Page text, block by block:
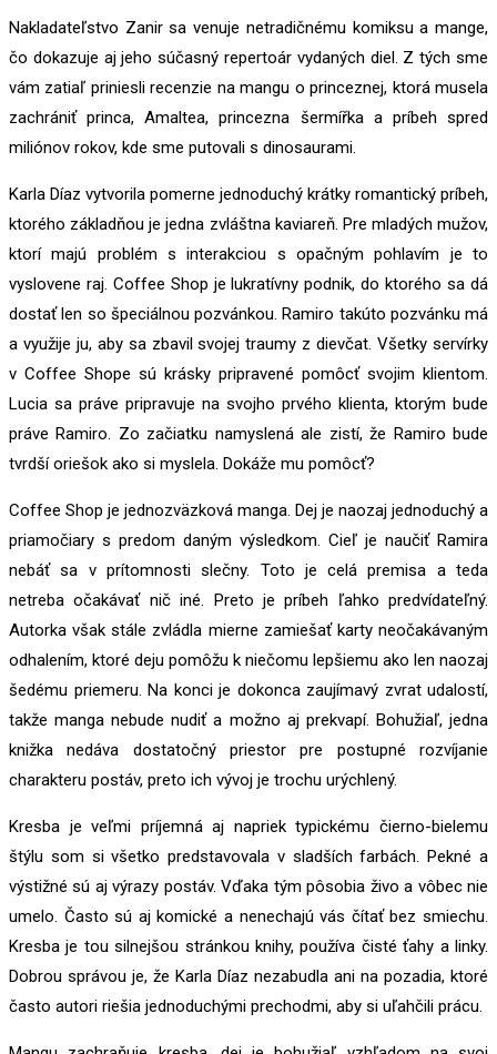
Nakladateľstvo Zanir sa venuje netradičnému komiksu a mange,
čo dokazuje aj jeho súčasný repertoár vydaných diel. Z tých sme
vám zatiaľ priniesli recenzie na mangu o princeznej, ktorá musela
zachrániť princa, Amaltea, princezna šermířka a príbeh spred
miliónov rokov, kde sme putovali s dinosaurami.
Karla Díaz vytvorila pomerne jednoduchý krátky romantický príbeh,
ktorého základňou je jedna zvláštna kaviareň. Pre mladých mužov,
ktorí majú problém s interakciou s opačným pohlavím je to
vyslovene raj. Coffee Shop je lukratívny podnik, do ktorého sa dá
dostať len so špeciálnou pozvánkou. Ramiro takúto pozvánku má
a využije ju, aby sa zbavil svojej traumy z dievčat. Všetky servírky
v Coffee Shope sú krásky pripravené pomôcť svojim klientom.
Lucia sa práve pripravuje na svojho prvého klienta, ktorým bude
práve Ramiro. Zo začiatku namyslená ale zistí, že Ramiro bude
tvrdší oriešok ako si myslela. Dokáže mu pomôcť?
Coffee Shop je jednozväzková manga. Dej je naozaj jednoduchý a
priamočiary s predom daným výsledkom. Cieľ je naučiť Ramira
nebáť sa v prítomnosti slečny. Toto je celá premisa a teda
netreba očakávať nič iné. Preto je príbeh ľahko predvídateľný.
Autorka však stále zvládla mierne zamiešať karty neočakávaným
odhalením, ktoré deju pomôžu k niečomu lepšiemu ako len naozaj
šedému priemeru. Na konci je dokonca zaujímavý zvrat udalostí,
takže manga nebude nudiť a možno aj prekvapí. Bohužiaľ, jedna
knižka nedáva dostatočný priestor pre postupné rozvíjanie
charakteru postáv, preto ich vývoj je trochu urýchlený.
Kresba je veľmi príjemná aj napriek typickému čierno-bielemu
štýlu som si všetko predstavovala v sladších farbách. Pekné a
výstižné sú aj výrazy postáv. Vďaka tým pôsobia živo a vôbec nie
umelo. Často sú aj komické a nenechajú vás čítať bez smiechu.
Kresba je tou silnejšou stránkou knihy, používa čisté ťahy a linky.
Dobrou správou je, že Karla Díaz nezabudla ani na pozadia, ktoré
často autori riešia jednoduchými prechodmi, aby si uľahčili prácu.